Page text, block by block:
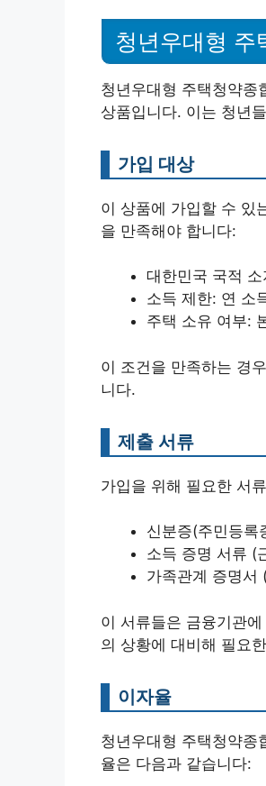
청년우대형 주
청년우대형 주택청약종
상품입니다. 이는 청년
가입 대상
이 상품에 가입할 수 있
을 만족해야 합니다:
대한민국 국적 소
소득 제한: 연 소
주택 소유 여부:
이 조건을 만족하는 경
니다.
제출 서류
가입을 위해 필요한 서
신분증(주민등록
소득 증명 서류 (
가족관계 증명서
이 서류들은 금융기관
의 상황에 대비해 필요
이자율
청년우대형 주택청약종
율은 다음과 같습니다: